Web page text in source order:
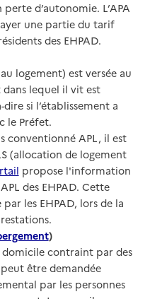
d’autonomie. L’APA
une partie du tarif
des EHPAD.
logement) est versée au
dans lequel il vit est
si l’établissement a
le Préfet.
conventionné APL, il est
(allocation de logement
propose l'information
des EHPAD. Cette
les EHPAD, lors de la
)
contraint par des
peut être demandée
par les personnes